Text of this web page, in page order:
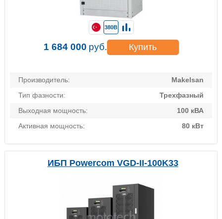
Производитель:
Makelsan
Тип фазности:
Трехфазный
Выходная мощность:
100 кВА
Активная мощность:
80 кВт
380В
1 684 000 руб. Купить
ИБП Powercom VGD-II-100K33